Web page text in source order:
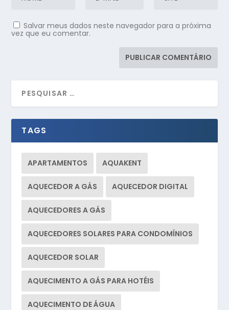
Salvar meus dados neste navegador para a próxima
vez que eu comentar.
TAGS
APARTAMENTOS AQUAKENT
AQUECEDOR A GÁS AQUECEDOR DIGITAL
AQUECEDORES A GÁS
AQUECEDORES SOLARES PARA CONDOMÍNIOS
AQUECEDOR SOLAR
AQUECIMENTO A GÁS PARA HOTÉIS
AQUECIMENTO DE ÁGUA